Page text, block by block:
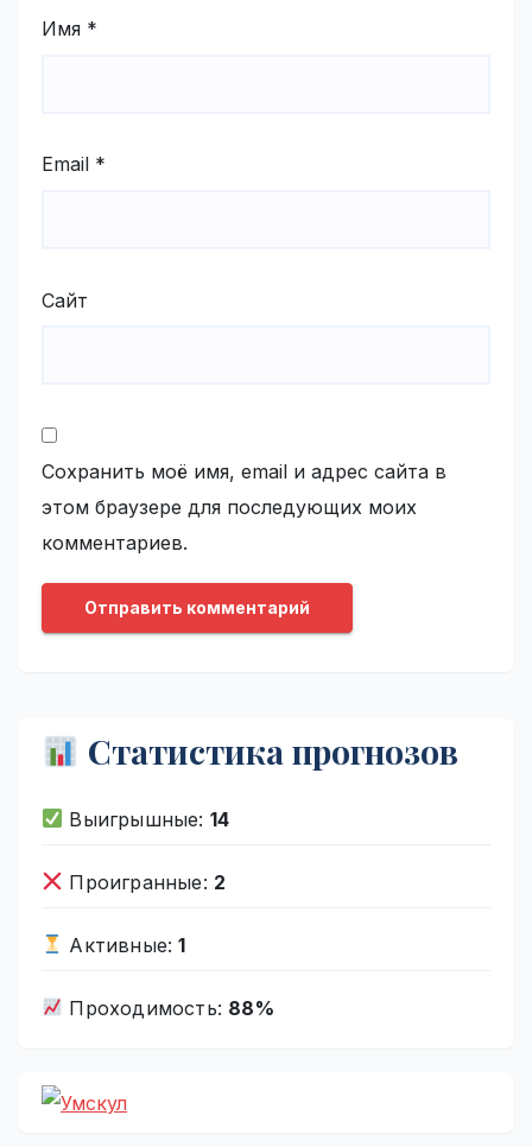
Имя *
Email *
Сайт
Сохранить моё имя, email и адрес сайта в
этом браузере для последующих моих
комментариев.
Статистика прогнозов
Выигрышные: 14
Проигранные: 2
Активные:1
Проходимость: 88%